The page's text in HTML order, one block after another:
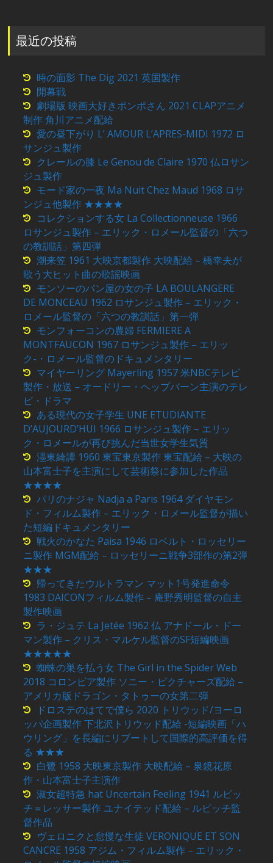
最近の投稿
時の面影 The Dig 2021 英国製作
開幕戦
劇場版 映画大好きポンポさん 2021 CLAPアニメ
制作 角川アニメ配給
愛の昼下がり L’ AMOUR L’APRES-MIDI 1972 ロ
サンジュ製作
クレールの膝 Le Genou de Claire 1970 仏ロサン
ジュ製作
モード家の一夜 Ma Nuit Chez Maud 1968 ロサ
ンジュ他製作 ★★★★
コレクションする女 La Collectionneuse 1966
ロサンジュ製作 – エリック・ロメール監督の「六つ
の教訓話」第四弾
潮来笠 1961 大映京都製作 大映配給 – 橋幸夫が
歌う大ヒット曲の歌謡映画
モンソーのパン屋の女の子 LA BOULANGERE
DE MONCEAU 1962 ロサンジュ製作 – エリック・
ロメール監督の「六つの教訓話」第一弾
モンフォーコンの農婦 FERMIERE A
MONTFAUCON 1967 ロサンジュ製作 – エリッ
ク-・ロメール監督のドキュメンタリー
マイヤーリング Mayerling 1957 米NBCテレビ
製作・放送 – オードリー・ヘップバーン主演のテレ
ビ・ドラマ
ある現代の女子学生 UNE ETUDIANTE
D’AUJOURD’HUI 1966 ロサンジュ製作 – エリッ
ク・ロメールが再び挑んだ当世女学生気質
濹東綺譚 1960 東宝東京製作 東宝配給 – 大映の
山本富士子を主演にして芸術祭に参加した作品
★★★★
パリのナジャ Nadja a Paris 1964 ダイヤモン
ド・フィルム製作 – エリック・ロメール監督が描い
た短編ドキュメンタリー
戦火のかなた Paisa 1946 ロベルト・ロッセリー
ニ製作 MGM配給 – ロッセリーニ戦争3部作の第2弾
★★★
帰ってきたウルトラマン マット1号発進命令
1983 DAICONフィルム製作 – 庵野秀明監督の自主
製作映画
ラ・ジュテ La Jetée 1962 仏 アナドール・ドー
マン製作 – クリス・マルケル監督のSF短編映画
★★★★★
蜘蛛の巣を払う女 The Girl in the Spider Web
2018 コロンビア製作 ソニー・ピクチャーズ配給 –
アメリカ版ドラゴン・タトゥーの女第二弾
ドロステのはてで僕ら 2020 トリウッド/ヨーロ
ッパ企画製作 下北沢トリウッド配給 -短編映画「ハ
ウリング」を長編にリブートして国際的高評価を得
る ★★★
白鷺 1958 大映東京製作 大映配給 – 泉鏡花原
作・山本富士子主演作
淑女超特急 hat Uncertain Feeling 1941 ルビッ
チ＝レッサー製作 ユナイテッド配給 – ルビッチ監
督作品
ヴェロニクと怠慢な生徒 VERONIQUE ET SON
CANCRE 1958 アジム・フィルム製作 – エリック・